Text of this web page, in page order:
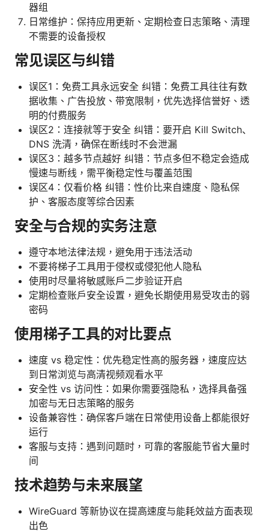
器组
日常维护：保持应用更新、定期检查日志策略、清理
不需要的设备授权
常见误区与纠错
误区1：免费工具永远安全 纠错：免费工具往往有数
据收集、广告投放、带宽限制，优先选择信誉好、透
明的付费服务
误区2：连接就等于安全 纠错：要开启 Kill Switch、
DNS 洗清，确保在断线时不会泄漏
误区3：越多节点越好 纠错：节点多但不稳定会造成
慢速与断线，需平衡稳定性与覆盖范围
误区4：仅看价格 纠错：性价比来自速度、隐私保
护、客服态度等综合因素
安全与合规的实务注意
遵守本地法律法规，避免用于违法活动
不要将梯子工具用于侵权或侵犯他人隐私
使用时尽量将敏感账户二步验证开启
定期检查账户安全设置，避免长期使用易受攻击的弱
密码
使用梯子工具的对比要点
速度 vs 稳定性：优先稳定性高的服务器，速度应达
到日常浏览与高清视频观看水平
安全性 vs 访问性：如果你需要强隐私，选择具备强
加密与无日志策略的服务
设备兼容性：确保客户端在日常使用设备上都能很好
运行
客服与支持：遇到问题时，可靠的客服能节省大量时
间
技术趋势与未来展望
WireGuard 等新协议在提高速度与能耗效益方面表现
出色